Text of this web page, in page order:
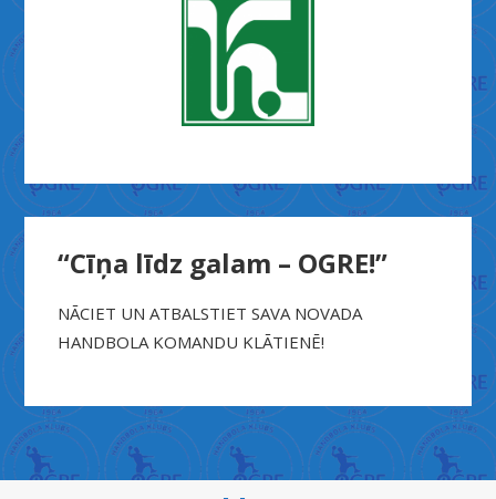
“Cīņa līdz galam – OGRE!”
NĀCIET UN ATBALSTIET SAVA NOVADA
HANDBOLA KOMANDU KLĀTIENĒ!
X